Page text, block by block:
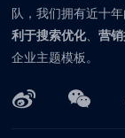
队，我们拥有近十
利于搜索优化、营
企业主题模板。